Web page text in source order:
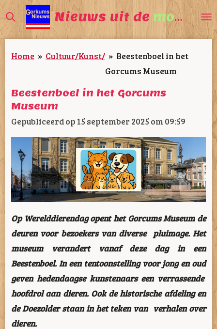
Ga
direct
naar
de
Nieuws uit de mooiste
Home » Cultuur/Kunst/ » Beestenboel in het
Gorcums Museum
Beestenboel in het Gorcums
Museum
Gepubliceerd op 15 september 2025 om 09:59
Op Werelddierendag opent het Gorcums Museum de
deuren voor bezoekers van diverse pluimage. Het
museum verandert vanaf deze dag in een
Beestenboel. In een tentoonstelling voor jong en oud
geven hedendaagse kunstenaars een verrassende
hoofdrol aan dieren. Ook de historische afdeling en
de Doezolder staan in het teken van verhalen over
dieren.